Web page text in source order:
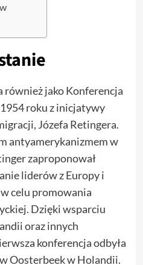
również jako Konferencja
roku z inicjatywy
Józefa Retingera.
antyamerykanizmem w
zaproponował
liderów z Europy i
celu promowania
Dzięki wsparciu
oraz innych
konferencja odbyła
Oosterbeek w Holandii.